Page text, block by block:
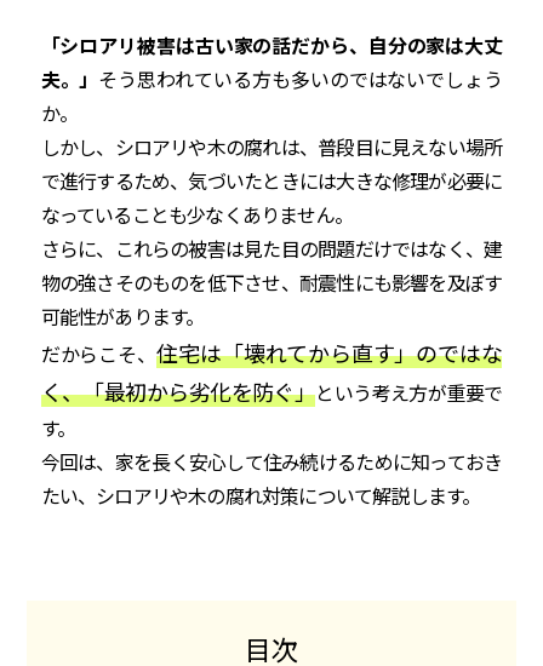
「シロアリ被害は古い家の話だから、自分の家は大丈
夫。」 そう思われている方も多いのではないでしょう
か。
しかし、シロアリや木の腐れは、普段目に見えない場所
で進行するため、気づいたときには大きな修理が必要に
なっていることも少なくありません。
さらに、これらの被害は見た目の問題だけではなく、建
物の強さそのものを低下させ、耐震性にも影響を及ぼす
可能性があります。
だからこそ、住宅は「壊れてから直す」のではな
く、「最初から劣化を防ぐ」という考え方が重要で
す。
今回は、家を長く安心して住み続けるために知っておき
たい、シロアリや木の腐れ対策について解説します。
目次